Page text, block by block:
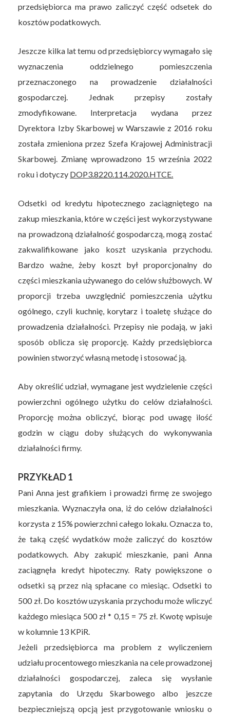
przedsiębiorca ma prawo zaliczyć część odsetek do
kosztów podatkowych.
Jeszcze kilka lat temu od przedsiębiorcy wymagało się
wyznaczenia oddzielnego pomieszczenia
przeznaczonego na prowadzenie działalności
gospodarczej. Jednak przepisy zostały
zmodyfikowane. Interpretacja wydana przez
Dyrektora Izby Skarbowej w Warszawie z 2016 roku
została zmieniona przez Szefa Krajowej Administracji
Skarbowej. Zmianę wprowadzono 15 września 2022
roku i dotyczy DOP3.8220.114.2020.HTCE.
Odsetki od kredytu hipotecznego zaciągniętego na
zakup mieszkania, które w części jest wykorzystywane
na prowadzoną działalność gospodarczą, mogą zostać
zakwalifikowane jako koszt uzyskania przychodu.
Bardzo ważne, żeby koszt był proporcjonalny do
części mieszkania używanego do celów służbowych. W
proporcji trzeba uwzględnić pomieszczenia użytku
ogólnego, czyli kuchnię, korytarz i toaletę służące do
prowadzenia działalności. Przepisy nie podają, w jaki
sposób oblicza się proporcję. Każdy przedsiębiorca
powinien stworzyć własną metodę i stosować ją.
Aby określić udział, wymagane jest wydzielenie części
powierzchni ogólnego użytku do celów działalności.
Proporcję można obliczyć, biorąc pod uwagę ilość
godzin w ciągu doby służących do wykonywania
działalności firmy.
PRZYKŁAD 1
Pani Anna jest grafikiem i prowadzi firmę ze swojego
mieszkania. Wyznaczyła ona, iż do celów działalności
korzysta z 15% powierzchni całego lokalu. Oznacza to,
że taką część wydatków może zaliczyć do kosztów
podatkowych. Aby zakupić mieszkanie, pani Anna
zaciągnęła kredyt hipoteczny. Raty powiększone o
odsetki są przez nią spłacane co miesiąc. Odsetki to
500 zł. Do kosztów uzyskania przychodu może wliczyć
każdego miesiąca 500 zł * 0,15 = 75 zł. Kwotę wpisuje
w kolumnie 13 KPiR.
Jeżeli przedsiębiorca ma problem z wyliczeniem
udziału procentowego mieszkania na cele prowadzonej
działalności gospodarczej, zaleca się wysłanie
zapytania do Urzędu Skarbowego albo jeszcze
bezpieczniejszą opcją jest przygotowanie wniosku o